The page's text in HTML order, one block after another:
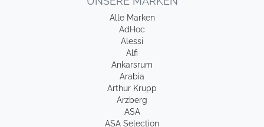
Alle Marken
AdHoc
Alessi
Alfi
Ankarsrum
Arabia
Arthur Krupp
Arzberg
ASA
ASA Selection